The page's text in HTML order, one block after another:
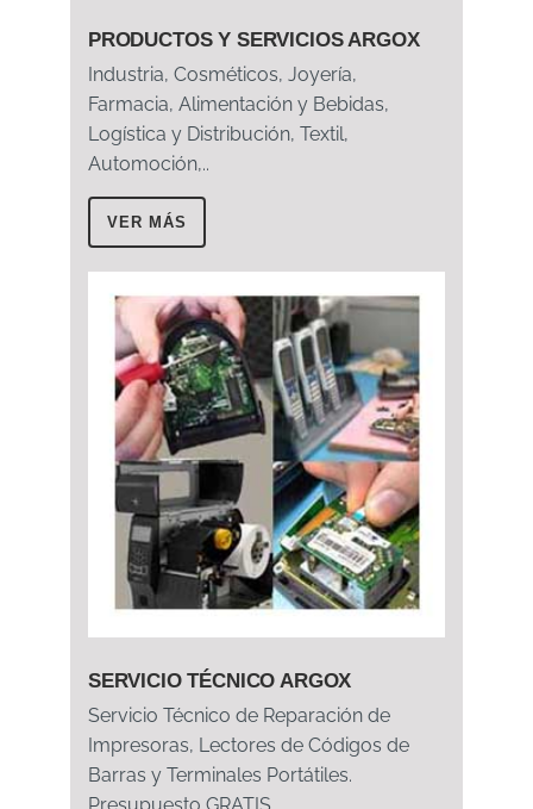
PRODUCTOS Y SERVICIOS ARGOX
Industria, Cosméticos, Joyería,
Farmacia, Alimentación y Bebidas,
Logística y Distribución, Textil,
Automoción,..
VER MÁS
SERVICIO TÉCNICO ARGOX
Servicio Técnico de Reparación de
Impresoras, Lectores de Códigos de
Barras y Terminales Portátiles.